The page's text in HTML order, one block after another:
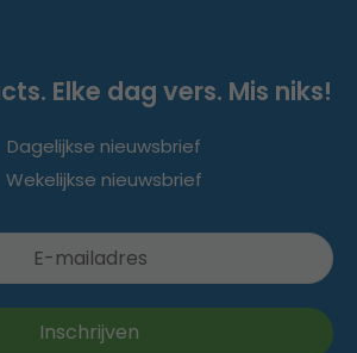
Elke dag vers. Mis niks!
Dagelijkse nieuwsbrief
Wekelijkse nieuwsbrief